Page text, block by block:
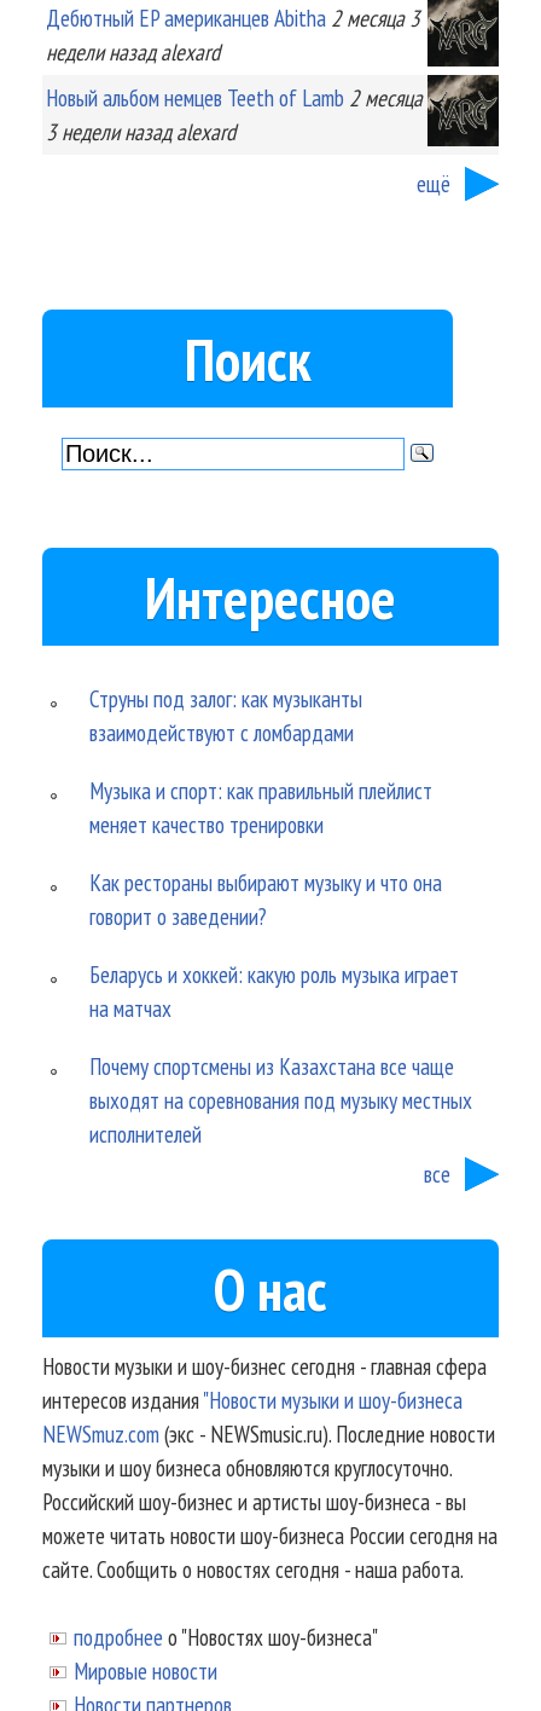
Дебютный EP американцев Abitha 2 месяца 3
неделиназад alexard
Новый альбом немцев Teeth of Lamb 2 месяца
3 неделиназад alexard
ещё
Поиск
Интересное
Струны под залог: как музыканты
взаимодействуют с ломбардами
Музыка и спорт: как правильный плейлист
меняет качество тренировки
Как рестораны выбирают музыку и что она
говорит о заведении?
Беларусь и хоккей: какую роль музыка играет
на матчах
Почему спортсмены из Казахстана все чаще
выходят на соревнования под музыку местных
исполнителей
все
О нас
Новости музыки и шоу-бизнес сегодня - главная сфера
интересов издания"Новости музыки и шоу-бизнеса
NEWSmuz.com(экс - NEWSmusic.ru). Последние новости
музыки и шоу бизнеса обновляются круглосуточно.
Российский шоу-бизнес и артисты шоу-бизнеса - вы
можете читать новости шоу-бизнеса России сегодня на
сайте. Сообщить о новостях сегодня - наша работа.
подробнее о "Новостях шоу-бизнеса"
Мировые новости
Новости партнеров